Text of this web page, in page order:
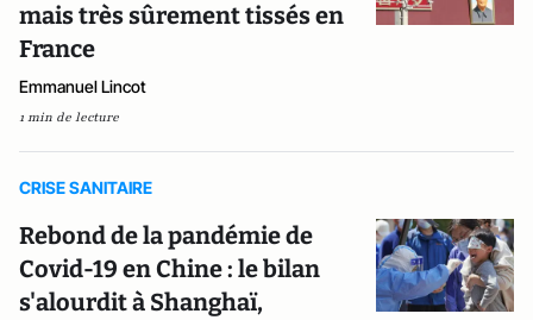
mais très sûrement tissés en
France
Emmanuel Lincot
1 min de lecture
CRISE SANITAIRE
Rebond de la pandémie de
Covid-19 en Chine : le bilan
s'alourdit à Shanghaï,